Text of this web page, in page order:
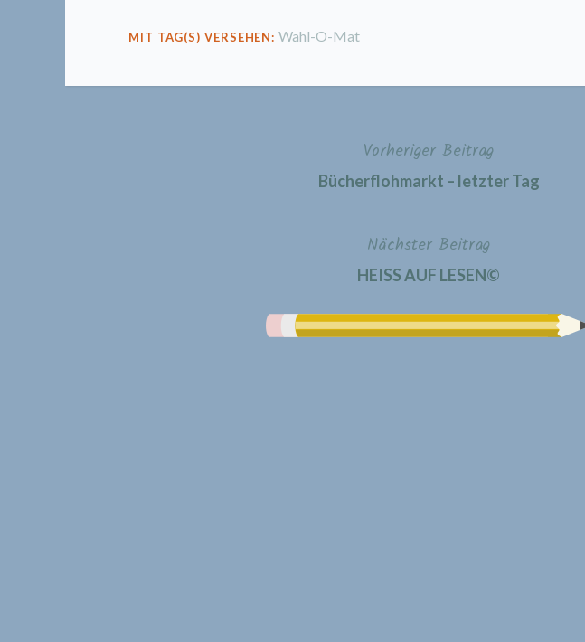
MIT TAG(S) VERSEHEN:Wahl-O-Mat
Vorheriger Beitrag
Bücherflohmarkt – letzter Tag
Nächster Beitrag
HEISS AUF LESEN©